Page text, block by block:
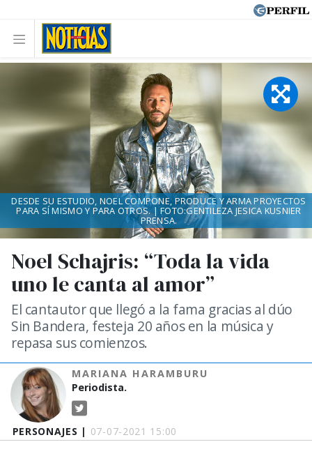
PERSONAJES | 07-07-2021 15:00
Noel Schajris: “Toda la vida
uno le canta al amor”
El cantautor que llegó a la fama gracias al dúo
Sin Bandera, festeja 20 años en la música y
repasa sus comienzos.
MARIANA HARAMBURU
Periodista.
DESDE SU ESTUDIO, NOEL COMPONE, PRODUCE Y ARMA PROYECTOS
PARA SÍ MISMO Y PARA OTROS. | FOTO:GENTILEZA JESICA KUSNIER
PRENSA.